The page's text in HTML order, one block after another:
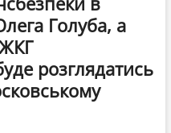
Голуба, а
розглядатись